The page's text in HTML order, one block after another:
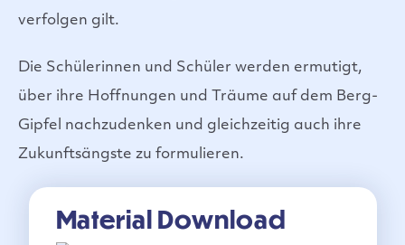
verfolgen gilt.
Die Schülerinnen und Schüler werden ermutigt,
über ihre Hoffnungen und Träume auf dem Berg-
Gipfel nachzudenken und gleichzeitig auch ihre
Zukunftsängste zu formulieren.
Material Download